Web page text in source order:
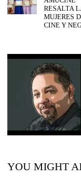
RESALTA
MUJERES
CINE Y
YOU MIGHT